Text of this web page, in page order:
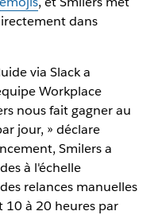
dans
via Slack a
Workplace
nous fait gagner au
jour, » déclare
Smilers a
à l'échelle
relances manuelles
10 à 20 heures par